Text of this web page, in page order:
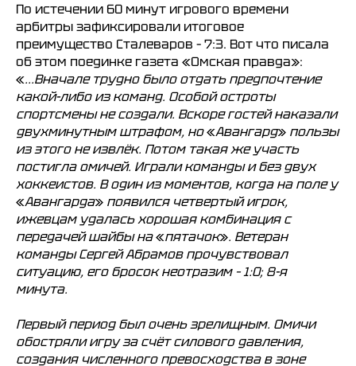
По истечении 60 минут игрового времени
арбитры зафиксировали итоговое
преимущество Сталеваров – 7:3. Вот что писала
об этом поединке газета «Омская правда»:
«...Вначале трудно было отдать предпочтение
какой-либо из команд. Особой остроты
спортсмены не создали. Вскоре гостей наказали
двухминутным штрафом, но«Авангард» пользы
из этого не извлёк. Потом такая же участь
постигла омичей. Играли команды и без двух
хоккеистов. В один из моментов, когда на поле у
«Авангарда» появился четвертый игрок,
ижевцам удалась хорошая комбинация с
передачей шайбы на«пятачок». Ветеран
команды Сергей Абрамов прочувствовал
ситуацию, его бросок неотразим – 1:0; 8-я
минута.
Первый период был очень зрелищным. Омичи
обостряли игру за счёт силового давления,
создания численного превосходства в зоне